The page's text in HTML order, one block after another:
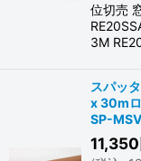
位切売
3M
スパッ
x 30m
SP-
11,350